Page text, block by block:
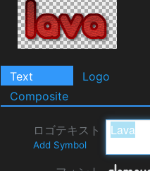
Text Logo
Composite
ロゴテキスト
Add Symbol